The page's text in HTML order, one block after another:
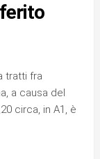
tratti fra
a causa del
circa, in A1, è